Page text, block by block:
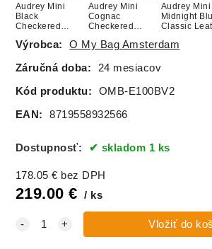
Audrey Mini
Black
Checkered
- kožená
Audrey Mini
Cognac
Checkered
- kožená
Audrey Mini
Midnight
Classic
kabelka
Výrobca: O My Bag Amsterdam
Záručná doba: 24 mesiacov
Kód produktu: OMB-E100BV2
EAN: 8719558932566
Dostupnosť: skladom 1 ks
178.05 € bez DPH
219.00 € ks